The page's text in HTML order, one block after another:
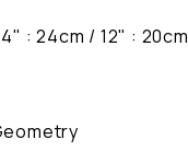
: 24cm / 12" : 20cm